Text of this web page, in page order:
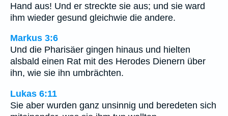
Hand aus! Und er streckte sie aus; und sie ward
ihm wieder gesund gleichwie die andere.
Markus 3:6
Und die Pharisäer gingen hinaus und hielten
alsbald einen Rat mit des Herodes Dienern über
ihn, wie sie ihn umbrächten.
Lukas 6:11
Sie aber wurden ganz unsinnig und beredeten sich